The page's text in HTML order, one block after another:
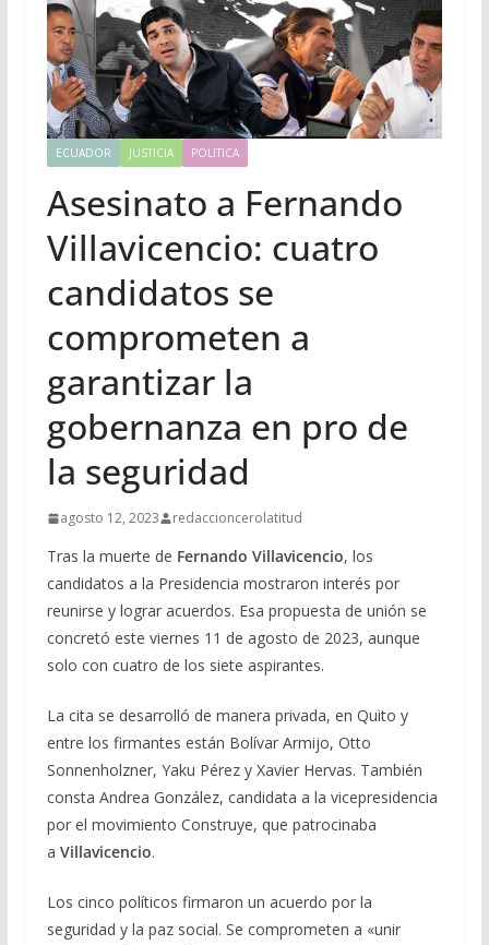
ECUADOR JUSTICIA POLITICA
Asesinato a Fernando
Villavicencio: cuatro
candidatos se
comprometen a
garantizar la
gobernanza en pro de
la seguridad
agosto 12, 2023 redaccioncerolatitud
Tras la muerte de Fernando Villavicencio, los
candidatos a la Presidencia mostraron interés por
reunirse y lograr acuerdos. Esa propuesta de unión se
concretó este viernes 11 de agosto de 2023, aunque
solo con cuatro de los siete aspirantes.
La cita se desarrolló de manera privada, en Quito y
entre los firmantes están Bolívar Armijo, Otto
Sonnenholzner, Yaku Pérez y Xavier Hervas. También
consta Andrea González, candidata a la vicepresidencia
por el movimiento Construye, que patrocinaba
a Villavicencio.
Los cinco políticos firmaron un acuerdo por la
seguridad y la paz social. Se comprometen a «unir